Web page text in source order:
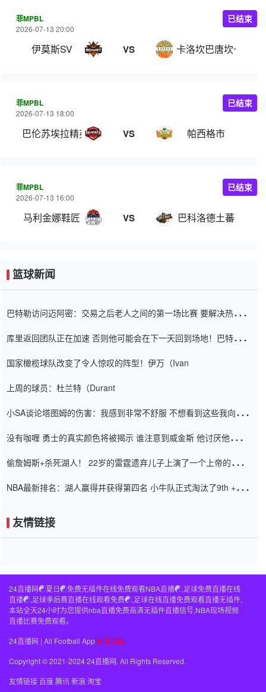
菲MPBL
2026-07-13 20:00
伊莫斯SV VS 卡洛坎巴唐坎卡洛
已结束
菲MPBL
2026-07-13 18:00
巴伦苏埃拉精英 VS 帕西格市
已结束
菲MPBL
2026-07-13 16:00
马利金娜鞋匠 VS 巴科洛德土蕃
已结束
篮球新闻
巴特勒访问迈阿密：交易之后老人之间的第一场比赛 要解决热情的
库里返回团队正在加速 否则他可能会在下一天回到场地！巴特勒迈
国家橄榄球队改变了令人惊叹的阵型！伊万（Ivan
上周的球员：杜兰特（Durant
小SA谈论塔图姆的伤害：我感到非常不舒服 不想看到这些我向他
没有咖喱 勇士的真实颜色将被揭示 谁注意到威金斯 他讨厌他的老
偷詹姆斯+杀死湖人！ 22岁的雷霆遗弃儿子上演了一个上帝的剧
NBA最新排名：湖人赢得并获得第四名 小牛队正式淘汰了9th + 76
友情链接
24直播网☯️夏日☯️免费无插件在线免费观看NBA直播☯️,足球免费直播在线
直播☯️,足球季后赛直播在线观看免费☯️,足球在线直播免费观看直播无插件,
本站全天24小时为您提供nba直播免费高清无插件直播信号,NBA现场视频
直播比赛免费观看。
24直播网 | All Football App 网站地图
Copyright © 2021-2024 24直播网. All Rights Reserved.
友情链接百度腾讯新浪 淘宝